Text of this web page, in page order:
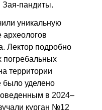
Зая-пандиты.
уникальную
археологов
Лектор подробно
погребальных
территории
уделено
в 2024–
курган №12